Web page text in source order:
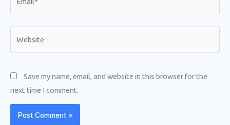
Save my name, email, and website in this browser for the
next time I comment.